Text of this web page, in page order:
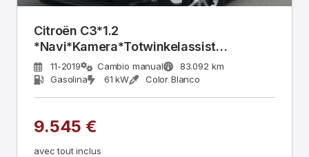
Citroën C3*1.2
*Navi*Kamera*Totwinkelassist
#7702312-H
11-2019 Cambio manual
83.092 km
Gasolina
61 kW Color Blanco
9.545 €
avec tout inclus